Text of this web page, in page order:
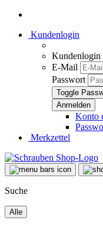
Kundenlogin
Kundenlogin
E-Mail
Passwort
Toggle
Konto
Merkzettel
Suche
Alle